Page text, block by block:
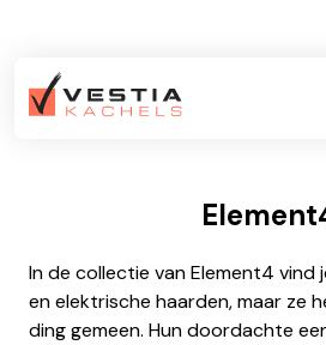
In de collectie van Element4 vind
en elektrische haarden, maar ze
ding gemeen. Hun doordachte